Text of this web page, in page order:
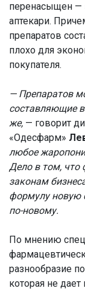
перенасыщен —
аптекари.
препаратов
плохо для
покупателя.
— Препаратов
составляющие
же, — говорит
«Одесфарм»
любое
Дело в том, что
законам
формулу новую
по-новому.
По мнению
разнообразие
которая не